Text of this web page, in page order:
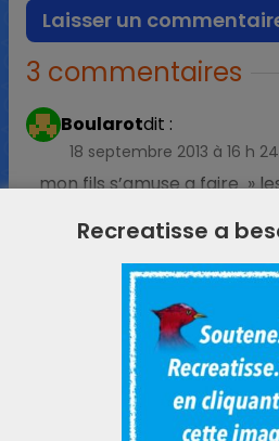
3 commentaires
Boularotdit :
18 septembre 2013 à 16 h
mon fils s’amuse a faire »
« Maman c’est trop bien y
des personnage » pour ce
cool les devoirs en
ReCreatissedit :
18 septembre 2013 à 16
Ce n’était pas un devoir
Recreatisse a